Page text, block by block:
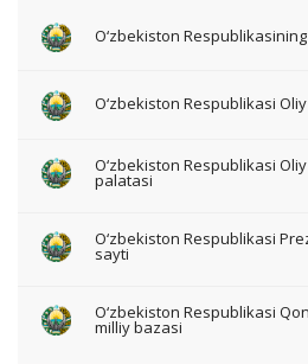
O‘zbekiston
O‘zbekiston Respublikasi
O‘zbekiston Respublikasi
palatasi
O‘zbekiston Respublikasi
sayti
O‘zbekiston Respublikasi
milliy bazasi